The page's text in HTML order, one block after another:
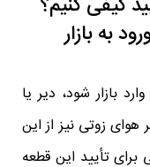
به بازار
بازار شود، دیر یا
هوای زوتی نیز از این
برای تأیید این قطعه